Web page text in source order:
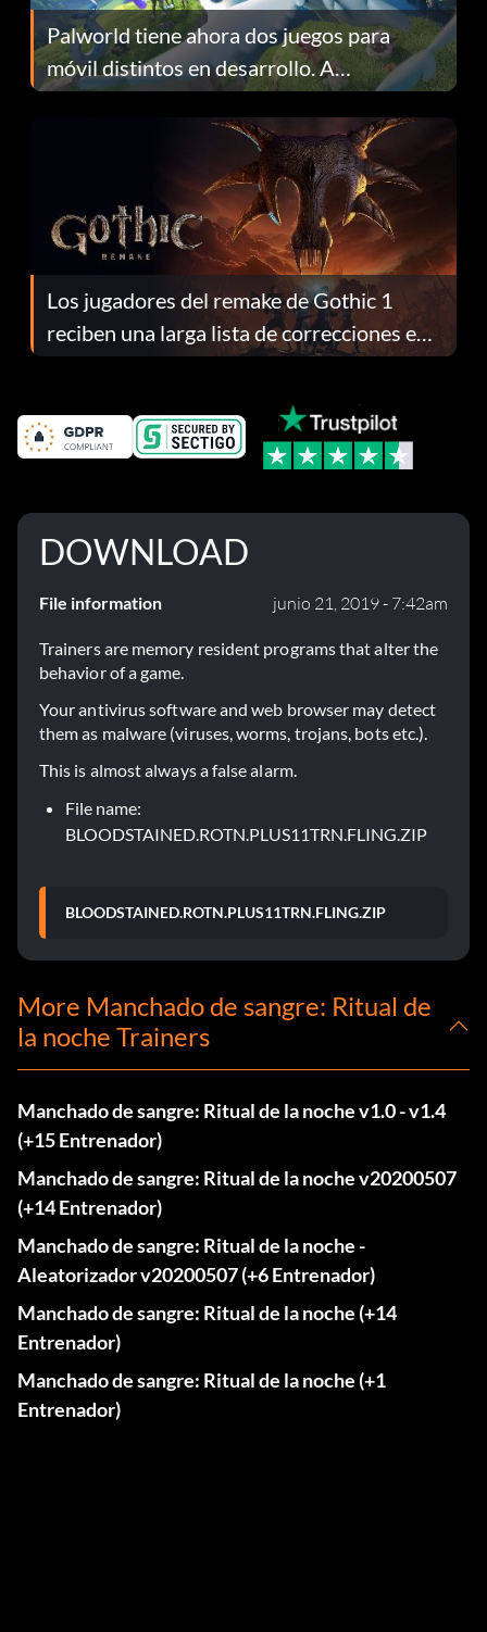
Palworld tiene ahora dos juegos para
móvil distintos en desarrollo. A
continuación te explicamos por qué.
Los jugadores del remake de Gothic 1
reciben una larga lista de correcciones en
el parche 1.0.4
DOWNLOAD
File information junio 21, 2019 - 7:42am
Trainers are memory resident programs that alter the
behavior of a game.
Your antivirus software and web browser may detect
them as malware (viruses, worms, trojans, bots etc.).
This is almost always a false alarm.
File name:
BLOODSTAINED.ROTN.PLUS11TRN.FLING.ZIP
BLOODSTAINED.ROTN.PLUS11TRN.FLING.ZIP
More Manchado de sangre: Ritual de
la noche Trainers
Manchado de sangre: Ritual de la noche v1.0 - v1.4
(+15 Entrenador)
Manchado de sangre: Ritual de la noche v20200507
(+14 Entrenador)
Manchado de sangre: Ritual de la noche -
Aleatorizador v20200507 (+6 Entrenador)
Manchado de sangre: Ritual de la noche (+14
Entrenador)
Manchado de sangre: Ritual de la noche (+1
Entrenador)